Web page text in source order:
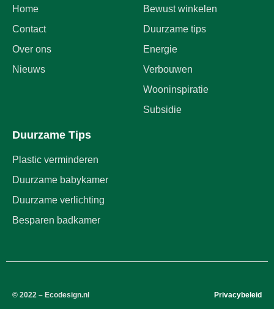
Home
Contact
Over ons
Nieuws
Bewust winkelen
Duurzame tips
Energie
Verbouwen
Wooninspiratie
Subsidie
Duurzame Tips
Plastic verminderen
Duurzame babykamer
Duurzame verlichting
Besparen badkamer
© 2022 – Ecodesign.nl Privacybeleid